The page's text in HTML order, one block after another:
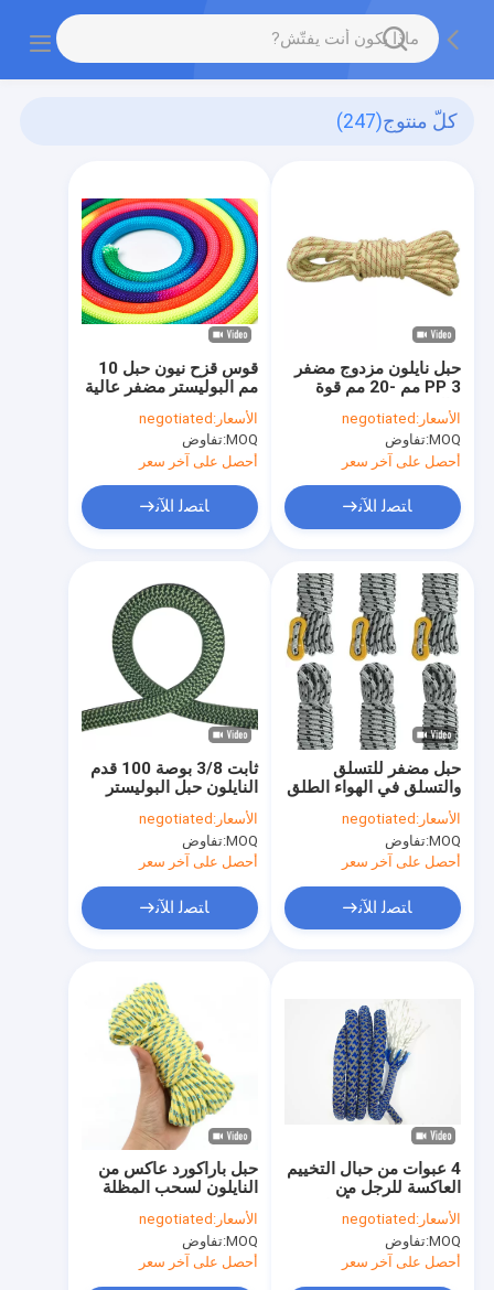
كلّ منتوج(247)
قوس قزح نيون حبل 10
مم البوليستر مضفر عالية
القوة الحبل
الأسعار: negotiated
MOQ: تفاوض
أحصل على آخر سعر
ﺎﺘﺼﻟ ﺍﻶﻧ
حبل نايلون مزدوج مضفر
PP 3 مم -20 مم قوة
عالية
الأسعار: negotiated
MOQ: تفاوض
أحصل على آخر سعر
ﺎﺘﺼﻟ ﺍﻶﻧ
ثابت 3/8 بوصة 100 قدم
النايلون حبل البوليستر
مضفر الحبل
الأسعار: negotiated
MOQ: تفاوض
أحصل على آخر سعر
ﺎﺘﺼﻟ ﺍﻶﻧ
حبل مضفر للتسلق
والتسلق في الهواء الطلق
عاكس
الأسعار: negotiated
MOQ: تفاوض
أحصل على آخر سعر
ﺎﺘﺼﻟ ﺍﻶﻧ
حبل باراكورد عاكس من
النايلون لسحب المظلة
متر
الأسعار: negotiated
MOQ: تفاوض
أحصل على آخر سعر
4 عبوات من حبال التخييم
العاكسة للرجل من
باراكورد 4 مم 4 أمتار
الأسعار: negotiated
MOQ: تفاوض
أحصل على آخر سعر